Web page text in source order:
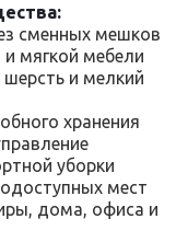
сменных мешков
мягкой мебели
и мелкий
хранения
уборки
мест
дома, офиса и